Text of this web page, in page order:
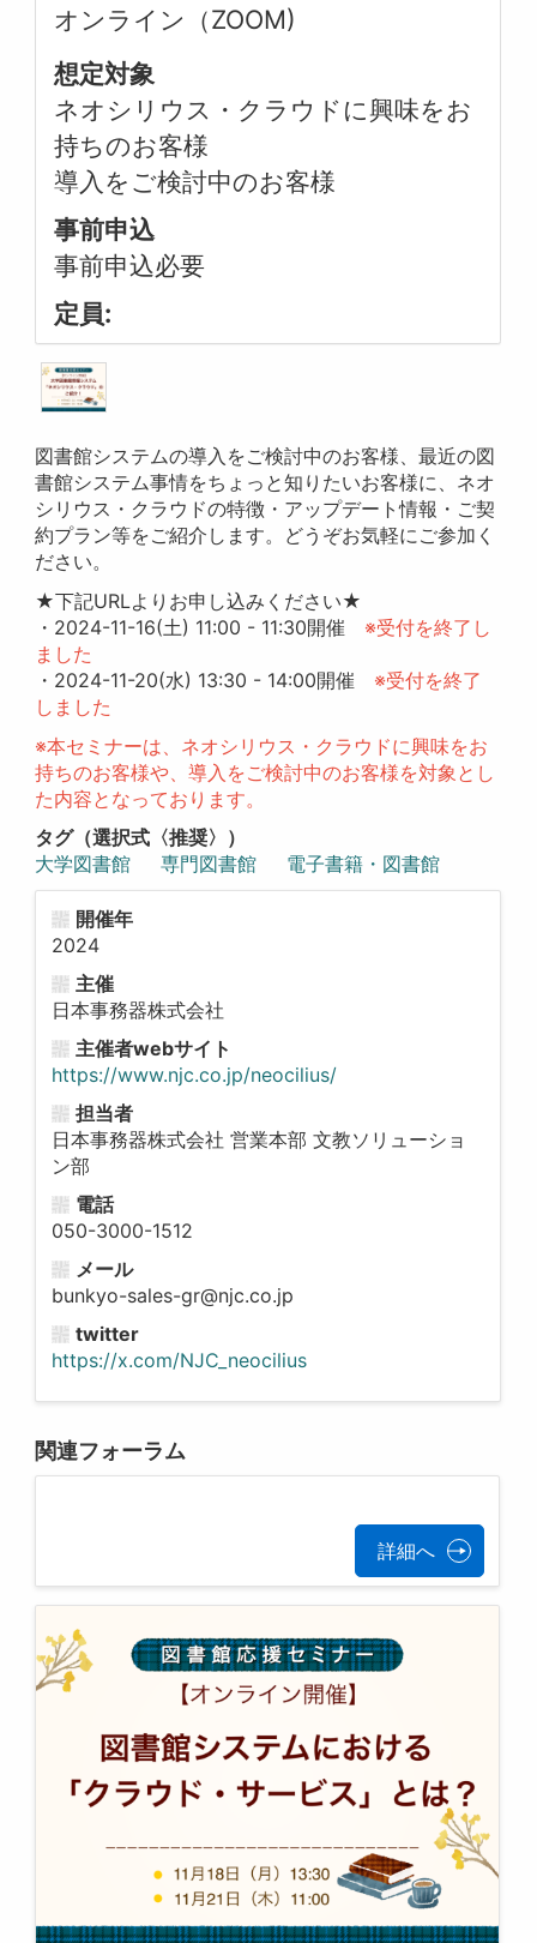
オンライン（ZOOM)
想定対象
ネオシリウス・クラウドに興味をお
持ちのお客様
導入をご検討中のお客様
事前申込
事前申込必要
定員:
図書館システムの導入をご検討中のお客様、最近の図
書館システム事情をちょっと知りたいお客様に、ネオ
シリウス・クラウドの特徴・アップデート情報・ご契
約プラン等をご紹介します。どうぞお気軽にご参加く
ださい。
★下記URLよりお申し込みください★
・2024-11-16(土) 11:00 - 11:30開催 ※受付を終了し
ました
・2024-11-20(水) 13:30 - 14:00開催 ※受付を終了
しました
※本セミナーは、ネオシリウス・クラウドに興味をお
持ちのお客様や、導入をご検討中のお客様を対象とし
た内容となっております。
タグ（選択式〈推奨〉）
大学図書館
専門図書館 電子書籍・図書館
開催年
2024
主催
日本事務器株式会社
主催者webサイト
https://www.njc.co.jp/neocilius/
担当者
日本事務器株式会社 営業本部 文教ソリューショ
ン部
電話
050-3000-1512
メール
bunkyo-sales-gr@njc.co.jp
twitter
https://x.com/NJC_neocilius
関連フォーラム
詳細へ